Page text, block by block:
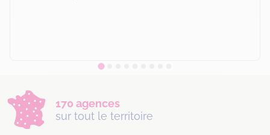
170 agences
sur tout le territoire